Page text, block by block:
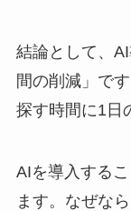
結論として、
間の削減」で
探す時間に1日
AIを導入する
ます。なぜな